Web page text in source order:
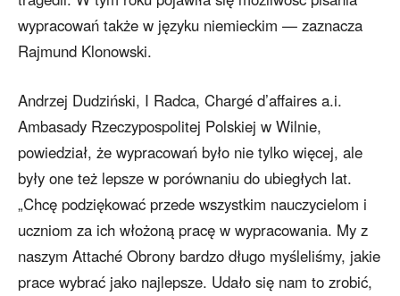
wypracowań także w języku niemieckim — zaznacza
Rajmund Klonowski.
Andrzej Dudziński, I Radca, Chargé d’affaires a.i.
Ambasady Rzeczypospolitej Polskiej w Wilnie,
powiedział, że wypracowań było nie tylko więcej, ale
były one też lepsze w porównaniu do ubiegłych lat.
„Chcę podziękować przede wszystkim nauczycielom i
uczniom za ich włożoną pracę w wypracowania. My z
naszym Attaché Obrony bardzo długo myśleliśmy, jakie
prace wybrać jako najlepsze. Udało się nam to zrobić,